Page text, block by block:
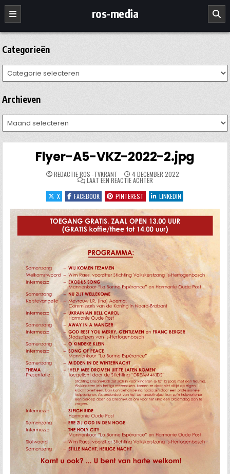
Ga
naar
de
inhoud
ros-media
Categorieën
Categorieën
Archieven
Archieven
Flyer-A5-VKZ-2022-2.jpg
REDACTIE ROS -TVKRANT 4 DECEMBER 2022
LAAT EEN REACTIE ACHTEROP
FLYER-
A5-
VKZ-
2022-
2.JPG
X FACEBOOK PINTEREST LINKEDIN